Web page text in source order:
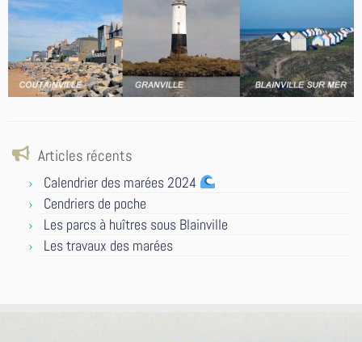
Articles récents
Calendrier des marées 2024
Cendriers de poche
Les parcs à huîtres sous Blainville
Les travaux des marées